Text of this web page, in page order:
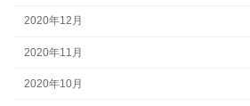
2020年12月
2020年11月
2020年10月